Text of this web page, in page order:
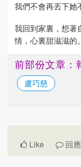
我們不會再丟下她
我回到家裏，想著
情，心裏甜滋滋的。
前部份文章：
盧巧慈
Like 回應